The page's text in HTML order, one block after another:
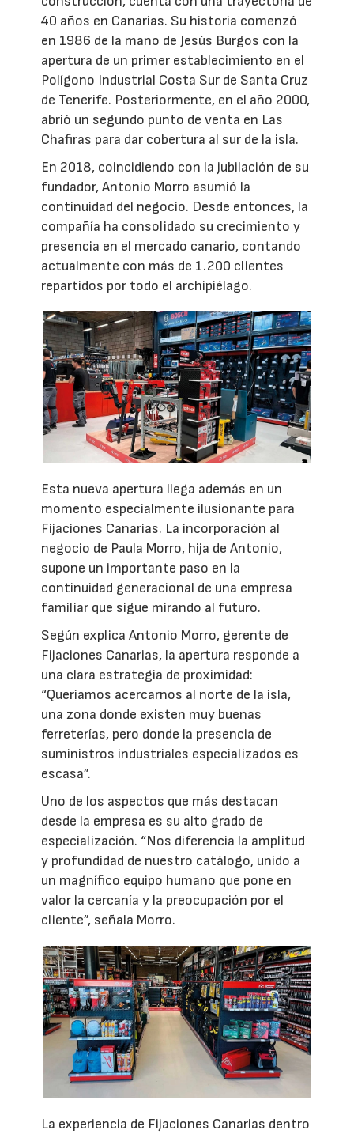
40 años en Canarias. Su historia comenzó
en 1986 de la mano de Jesús Burgos con la
apertura de un primer establecimiento en el
Polígono Industrial Costa Sur de Santa Cruz
de Tenerife. Posteriormente, en el año 2000,
abrió un segundo punto de venta en Las
Chafiras para dar cobertura al sur de la isla.
En 2018, coincidiendo con la jubilación de su
fundador, Antonio Morro asumió la
continuidad del negocio. Desde entonces, la
compañía ha consolidado su crecimiento y
presencia en el mercado canario, contando
actualmente con más de 1.200 clientes
repartidos por todo el archipiélago.
Esta nueva apertura llega además en un
momento especialmente ilusionante para
Fijaciones Canarias. La incorporación al
negocio de Paula Morro, hija de Antonio,
supone un importante paso en la
continuidad generacional de una empresa
familiar que sigue mirando al futuro.
Según explica Antonio Morro, gerente de
Fijaciones Canarias, la apertura responde a
una clara estrategia de proximidad:
“Queríamos acercarnos al norte de la isla,
una zona donde existen muy buenas
ferreterías, pero donde la presencia de
suministros industriales especializados es
escasa”.
Uno de los aspectos que más destacan
desde la empresa es su alto grado de
especialización. “Nos diferencia la amplitud
y profundidad de nuestro catálogo, unido a
un magnífico equipo humano que pone en
valor la cercanía y la preocupación por el
cliente”, señala Morro.
La experiencia de Fijaciones Canarias dentro